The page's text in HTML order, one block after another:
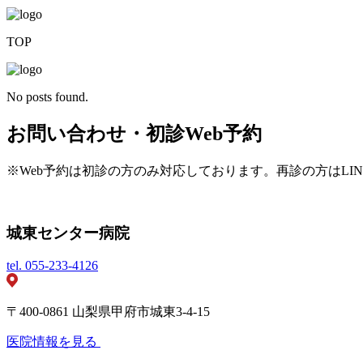
TOP
No posts found.
お問い合わせ・初診Web予約
※Web予約は初診の方のみ対応しております。再診の方は
城東センター病院
tel. 055-233-4126
〒400-0861 山梨県甲府市城東3-4-15
医院情報を見る